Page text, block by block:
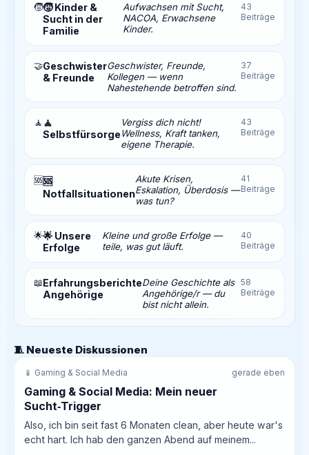
🧒🧒 Kinder &
Sucht in der
Familie
Aufwachsen mit Sucht,
NACOA, Erwachsene
Kinder.
43
Beiträge
🤝Geschwister
& Freunde
Geschwister, Freunde,
Kollegen — wenn
Nahestehende betroffen sind.
37
Beiträge
🧘 🧘
Selbstfürsorge
Vergiss dich nicht!
Wellness, Kraft tanken,
eigene Therapie.
43
Beiträge
🆘🆘
Notfallsituationen
Akute Krisen,
Eskalation, Überdosis —
was tun?
41
Beiträge
🌟🌟 Unsere
Erfolge
Kleine und große Erfolge —
teile, was gut läuft.
40
Beiträge
📖Erfahrungsberichte
Angehörige
Deine Geschichte als
Angehörige/r — du
bist nicht allein.
58
Beiträge
🧵 Neueste Diskussionen
📱 Gaming & Social Media gerade eben
Gaming & Social Media: Mein neuer
Sucht‑Trigger
Also, ich bin seit fast 6 Monaten clean, aber heute war's
echt hart. Ich hab den ganzen Abend auf meinem...